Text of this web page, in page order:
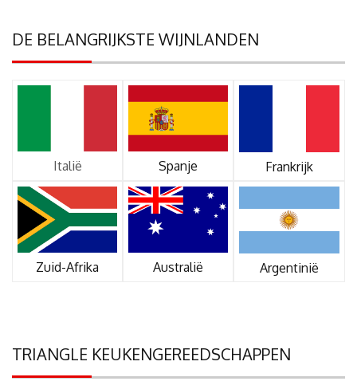
DE BELANGRIJKSTE WIJNLANDEN
Italië Spanje Frankrijk
Zuid-Afrika Australië Argentinië
TRIANGLE KEUKENGEREEDSCHAPPEN